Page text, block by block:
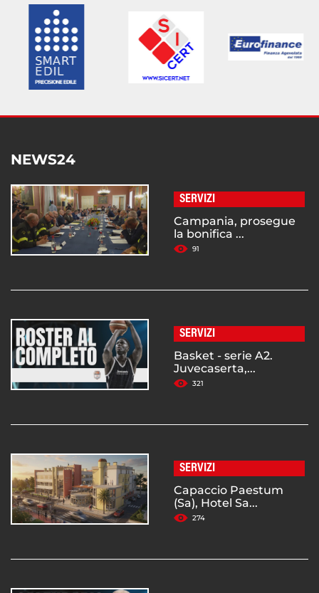
NEWS24
SERVIZI
Campania, prosegue
la bonifica ...
91
SERVIZI
Basket - serie A2.
Juvecaserta,...
321
SERVIZI
Capaccio Paestum
(Sa), Hotel Sa...
274